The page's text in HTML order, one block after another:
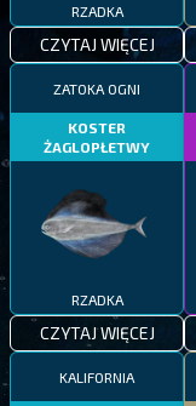
RZADKA
CZYTAJ WIĘCEJ
ZATOKA OGNI
KOSTER
ŻAGLOPŁETWY
RZADKA
CZYTAJ WIĘCEJ
KALIFORNIA